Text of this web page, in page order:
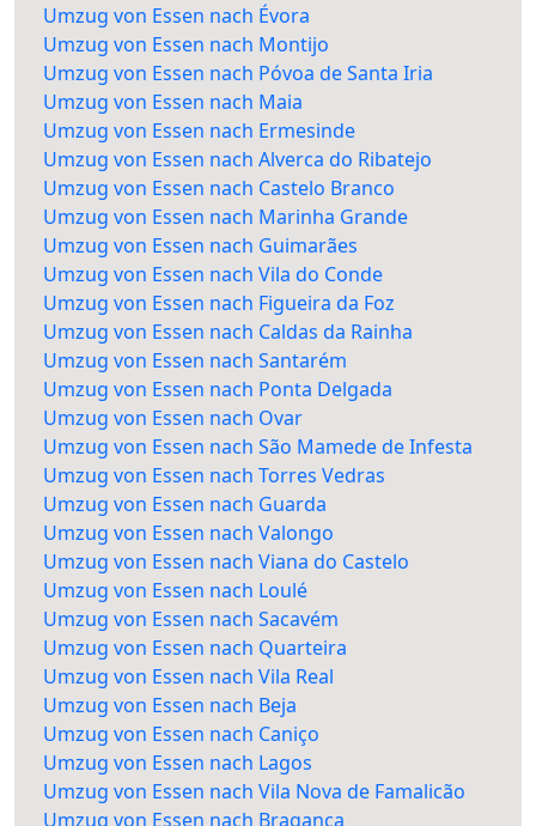
Umzug von Essen nach Évora
Umzug von Essen nach Montijo
Umzug von Essen nach Póvoa de Santa Iria
Umzug von Essen nach Maia
Umzug von Essen nach Ermesinde
Umzug von Essen nach Alverca do Ribatejo
Umzug von Essen nach Castelo Branco
Umzug von Essen nach Marinha Grande
Umzug von Essen nach Guimarães
Umzug von Essen nach Vila do Conde
Umzug von Essen nach Figueira da Foz
Umzug von Essen nach Caldas da Rainha
Umzug von Essen nach Santarém
Umzug von Essen nach Ponta Delgada
Umzug von Essen nach Ovar
Umzug von Essen nach São Mamede de Infesta
Umzug von Essen nach Torres Vedras
Umzug von Essen nach Guarda
Umzug von Essen nach Valongo
Umzug von Essen nach Viana do Castelo
Umzug von Essen nach Loulé
Umzug von Essen nach Sacavém
Umzug von Essen nach Quarteira
Umzug von Essen nach Vila Real
Umzug von Essen nach Beja
Umzug von Essen nach Caniço
Umzug von Essen nach Lagos
Umzug von Essen nach Vila Nova de Famalicão
Umzug von Essen nach Bragança